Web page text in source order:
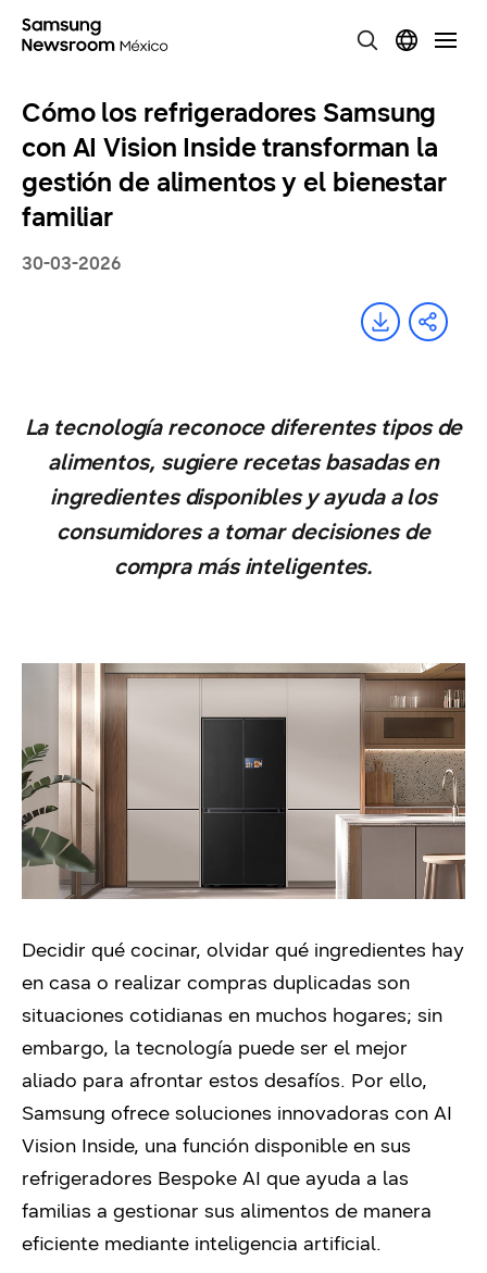
Cómo los refrigeradores Samsung
con AI Vision Inside transforman la
gestión de alimentos y el bienestar
familiar
30-03-2026
La tecnología reconoce diferentes tipos de
alimentos, sugiere recetas basadas en
ingredientes disponibles y ayuda a los
consumidores a tomar decisiones de
compra más inteligentes.
Decidir qué cocinar, olvidar qué ingredientes hay
en casa o realizar compras duplicadas son
situaciones cotidianas en muchos hogares; sin
embargo, la tecnología puede ser el mejor
aliado para afrontar estos desafíos. Por ello,
Samsung ofrece soluciones innovadoras con AI
Vision Inside, una función disponible en sus
refrigeradores Bespoke AI que ayuda a las
familias a gestionar sus alimentos de manera
eficiente mediante inteligencia artificial.